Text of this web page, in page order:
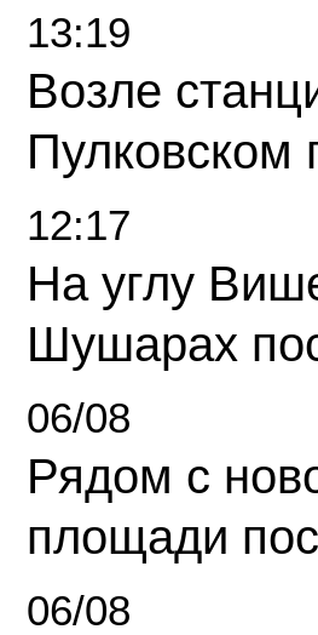
13:19
Возле
Пулковском
12:17
На углу
Шушарах
06/08
Рядом с
площади
06/08